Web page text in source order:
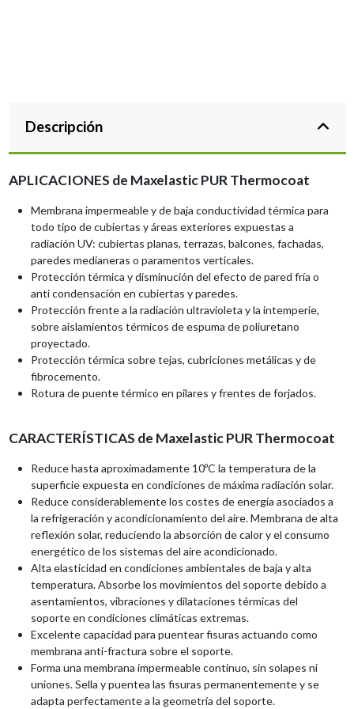
Descripción
APLICACIONES de Maxelastic PUR Thermocoat
Membrana impermeable y de baja conductividad térmica para
todo tipo de cubiertas y áreas exteriores expuestas a
radiación UV: cubiertas planas, terrazas, balcones, fachadas,
paredes medianeras o paramentos verticales.
Protección térmica y disminución del efecto de pared fría o
anti condensación en cubiertas y paredes.
Protección frente a la radiación ultravioleta y la intemperie,
sobre aislamientos térmicos de espuma de poliuretano
proyectado.
Protección térmica sobre tejas, cubriciones metálicas y de
fibrocemento.
Rotura de puente térmico en pilares y frentes de forjados.
CARACTERÍSTICAS de Maxelastic PUR Thermocoat
Reduce hasta aproximadamente 10ºC la temperatura de la
superficie expuesta en condiciones de máxima radiación solar.
Reduce considerablemente los costes de energía asociados a
la refrigeración y acondicionamiento del aire. Membrana de alta
reflexión solar, reduciendo la absorción de calor y el consumo
energético de los sistemas del aire acondicionado.
Alta elasticidad en condiciones ambientales de baja y alta
temperatura. Absorbe los movimientos del soporte debido a
asentamientos, vibraciones y dilataciones térmicas del
soporte en condiciones climáticas extremas.
Excelente capacidad para puentear fisuras actuando como
membrana anti-fractura sobre el soporte.
Forma una membrana impermeable continuo, sin solapes ni
uniones. Sella y puentea las fisuras permanentemente y se
adapta perfectamente a la geometría del soporte.